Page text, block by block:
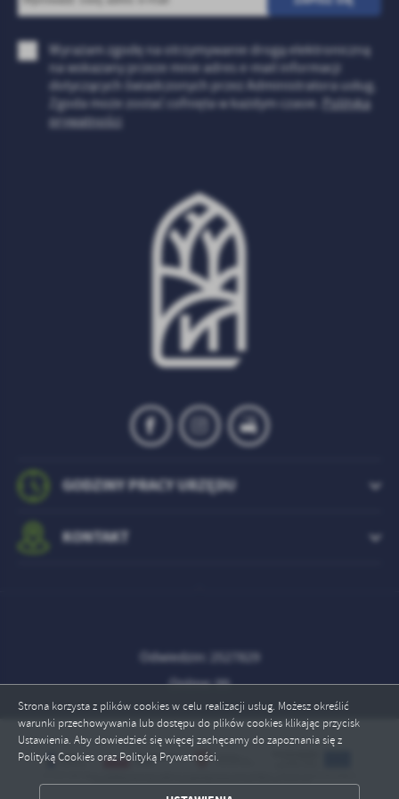
Wyrażam zgodę na otrzymywanie drogą elektroniczną
na wskazany przeze mnie adres e-mail informacji
dotyczących świadczonych przez Administratora usług.
Zgoda może zostać cofnięta w każdym czasie.
Polityka
prywatności
GODZINY PRACY URZĘDU
KONTAKT
Odwiedzin: 2527829
Online: 99
Strona korzysta z plików cookies w celu realizacji usług. Możesz określić
warunki przechowywania lub dostępu do plików cookies klikając przycisk
Ustawienia. Aby dowiedzieć się więcej zachęcamy do zapoznania się z
Polityką Cookies oraz Polityką Prywatności.
Firmy te działają w charakterze pośredników prezentujących nasze
społecznościowych.